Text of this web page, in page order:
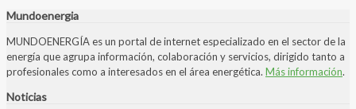
Mundoenergia
MUNDOENERGÍA es un portal de internet especializado en el sector de la
energía que agrupa información, colaboración y servicios, dirigido tanto a
profesionales como a interesados en el área energética. Más información.
Noticias